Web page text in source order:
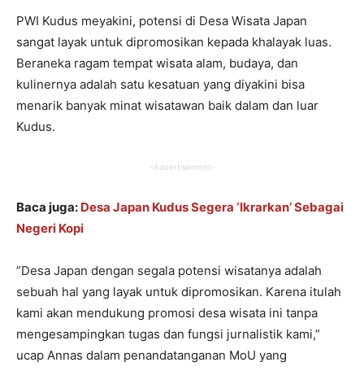
PWI Kudus meyakini, potensi di Desa Wisata Japan
sangat layak untuk dipromosikan kepada khalayak luas.
Beraneka ragam tempat wisata alam, budaya, dan
kulinernya adalah satu kesatuan yang diyakini bisa
menarik banyak minat wisatawan baik dalam dan luar
Kudus.
-Advertisement-
Baca juga: Desa Japan Kudus Segera ‘Ikrarkan’ Sebagai
Negeri Kopi
”Desa Japan dengan segala potensi wisatanya adalah
sebuah hal yang layak untuk dipromosikan. Karena itulah
kami akan mendukung promosi desa wisata ini tanpa
mengesampingkan tugas dan fungsi jurnalistik kami,”
ucap Annas dalam penandatanganan MoU yang